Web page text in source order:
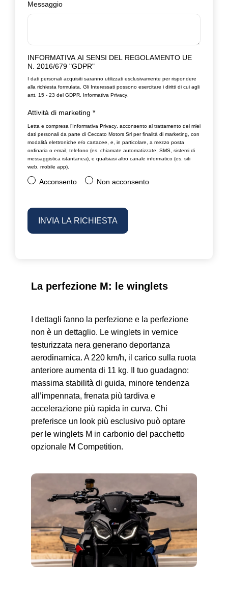
Messaggio
INFORMATIVA AI SENSI DEL REGOLAMENTO UE
N. 2016/679 "GDPR"
I dati personali acquisiti saranno utilizzati esclusivamente per rispondere
alla richiesta formulata. Gli Interessati possono esercitare i diritti di cui agli
artt. 15 - 23 del GDPR. Informativa Privacy.
Attività di marketing *
Letta e compresa l’Informativa Privacy, acconsento al trattamento dei miei
dati personali da parte di Ceccato Motors Srl per finalità di marketing, con
modalità elettroniche e/o cartacee, e, in particolare, a mezzo posta
ordinaria o email, telefono (es. chiamate automatizzate, SMS, sistemi di
messaggistica istantanea), e qualsiasi altro canale informatico (es. siti
web, mobile app).
Acconsento Non acconsento
La perfezione M: le winglets
I dettagli fanno la perfezione e la perfezione
non è un dettaglio. Le winglets in vernice
testurizzata nera generano deportanza
aerodinamica. A 220 km/h, il carico sulla ruota
anteriore aumenta di 11 kg. Il tuo guadagno:
massima stabilità di guida, minore tendenza
all’impennata, frenata più tardiva e
accelerazione più rapida in curva. Chi
preferisce un look più esclusivo può optare
per le winglets M in carbonio del pacchetto
opzionale M Competition.